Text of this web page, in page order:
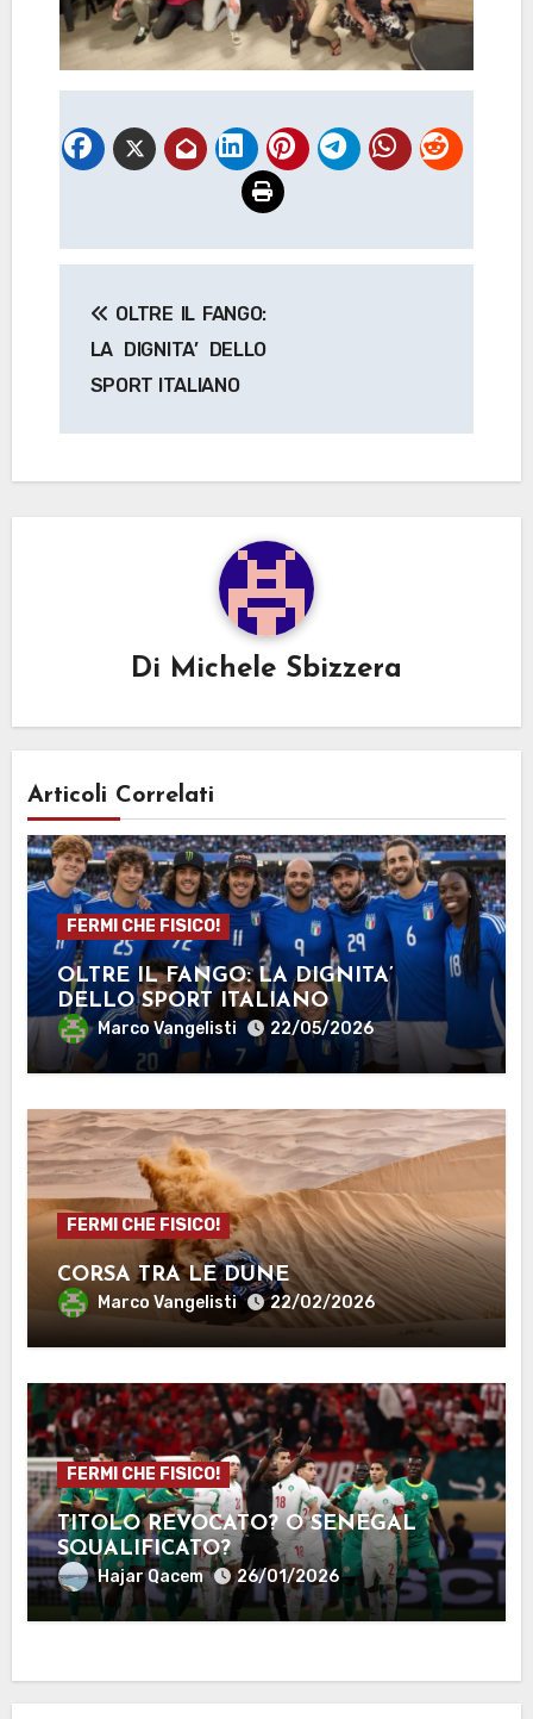
articoli
OLTRE IL FANGO:
LA DIGNITA’ DELLO
SPORT ITALIANO
Di Michele Sbizzera
Articoli Correlati
FERMI CHE FISICO!
OLTRE IL FANGO: LA DIGNITA’
DELLO SPORT ITALIANO
Marco Vangelisti 22/05/2026
FERMI CHE FISICO!
CORSA TRA LE DUNE
Marco Vangelisti 22/02/2026
FERMI CHE FISICO!
TITOLO REVOCATO? O SENEGAL
SQUALIFICATO?
Hajar Qacem 26/01/2026